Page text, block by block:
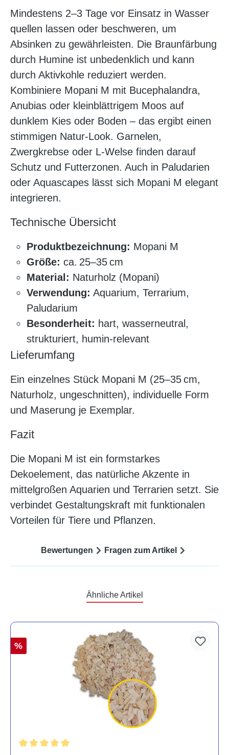
Mindestens 2–3 Tage vor Einsatz in Wasser
quellen lassen oder beschweren, um
Absinken zu gewährleisten. Die Braunfärbung
durch Humine ist unbedenklich und kann
durch Aktivkohle reduziert werden.
Kombiniere Mopani M mit Bucephalandra,
Anubias oder kleinblättrigem Moos auf
dunklem Kies oder Boden – das ergibt einen
stimmigen Natur-Look. Garnelen,
Zwergkrebse oder L-Welse finden darauf
Schutz und Futterzonen. Auch in Paludarien
oder Aquascapes lässt sich Mopani M elegant
integrieren.
Technische Übersicht
Produktbezeichnung: Mopani M
Größe: ca. 25–35 cm
Material: Naturholz (Mopani)
Verwendung: Aquarium, Terrarium,
Paludarium
Besonderheit: hart, wasserneutral,
strukturiert, humin-relevant
Lieferumfang
Ein einzelnes Stück Mopani M (25–35 cm,
Naturholz, ungeschnitten), individuelle Form
und Maserung je Exemplar.
Fazit
Die Mopani M ist ein formstarkes
Dekoelement, das natürliche Akzente in
mittelgroßen Aquarien und Terrarien setzt. Sie
verbindet Gestaltungskraft mit funktionalen
Vorteilen für Tiere und Pflanzen.
Bewertungen Fragen zum Artikel
Ähnliche Artikel
%